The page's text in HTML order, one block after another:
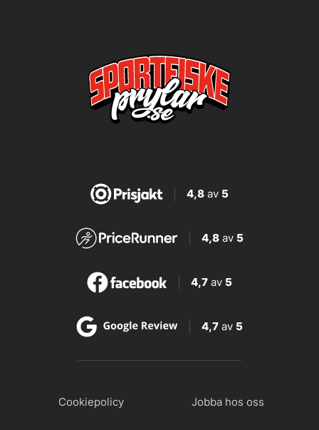
4,8av 5
4,8 av 5
4,7 av 5
4,7 av 5
Cookiepolicy Jobba hos oss